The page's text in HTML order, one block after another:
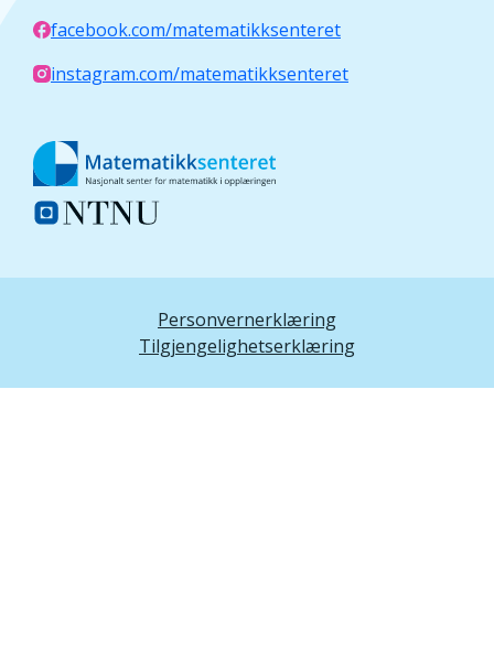
facebook.com/matematikksenteret
instagram.com/matematikksenteret
Personvernerklæring
Tilgjengelighetserklæring